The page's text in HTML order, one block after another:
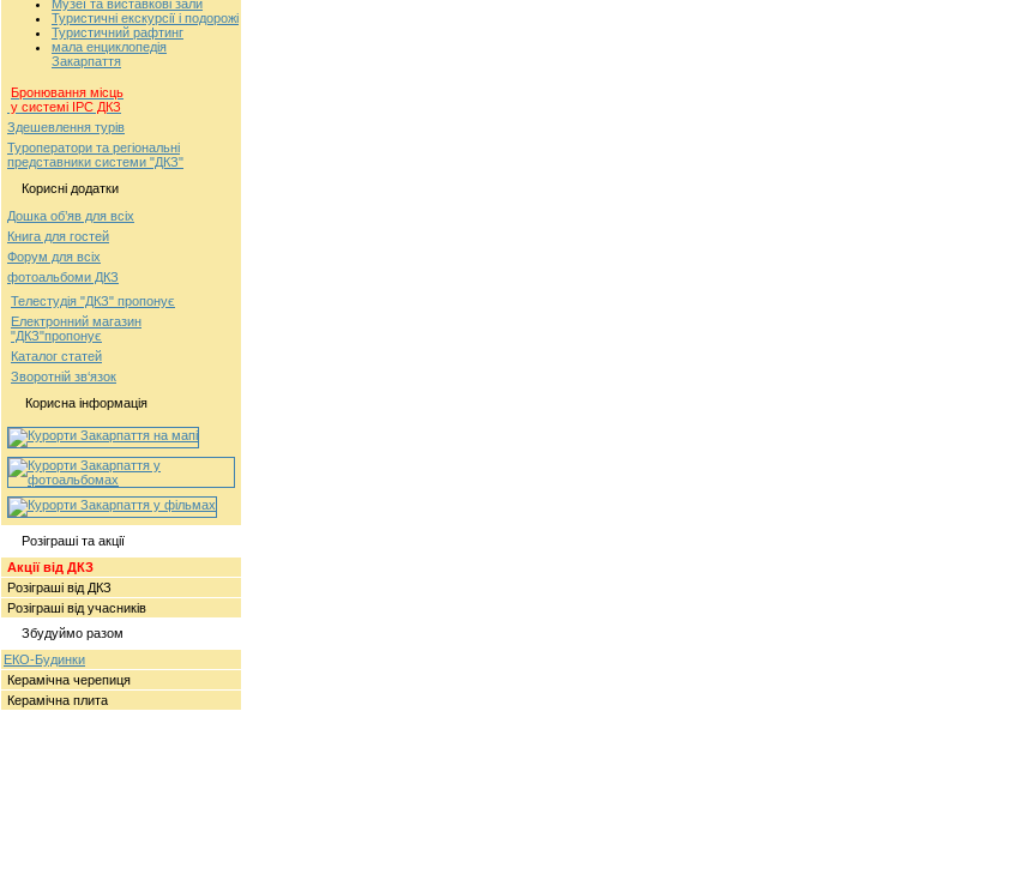
Музеї та виставкові зали
Туристичні екскурсії і подорожі
Туристичний рафтинг
мала енциклопедія
Закарпаття
Бронювання місць
у системі ІРС ДКЗ
Здешевлення турів
Туроператори та регіональні
представники системи "ДКЗ"
Корисні додатки
Дошка об’яв для всіх
Книга для гостей
Форум для всіх
фотоальбоми ДКЗ
Телестудія "ДКЗ" пропонує
Електронний магазин
"ДКЗ"пропонує
Каталог статей
Зворотній зв‘язок
Корисна інформація
Розіграші та акції
Акції від ДКЗ
Розіграші від ДКЗ
Розіграші від учасників
Збудуймо разом
ЕКО-Будинки
Керамічна черепиця
Керамічна плита